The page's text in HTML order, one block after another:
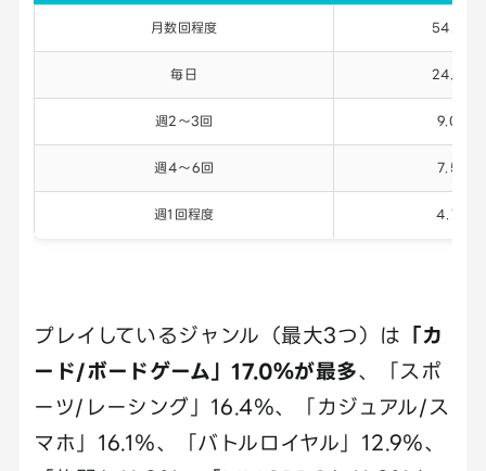
月数回程度 54.2%
毎日 24.6%
週2〜3回 9.0%
週4〜6回 7.5%
週1回程度 4.7%
プレイしているジャンル（最大3つ）は 「カ
ード/ボードゲーム」17.0％が最多、「スポ
ーツ/レーシング」16.4％、「カジュアル/ス
マホ」16.1％、「バトルロイヤル」12.9％、